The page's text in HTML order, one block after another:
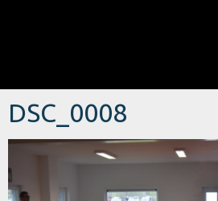
DSC_0008